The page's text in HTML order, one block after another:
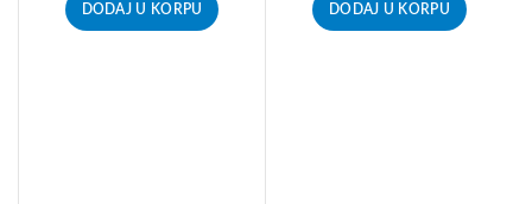
DODAJ U KORPU DODAJ U KORPU